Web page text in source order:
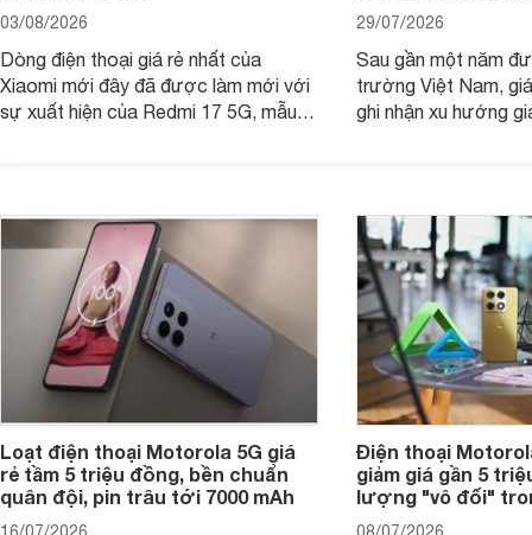
03/08/2026
Dòng điện thoại giá rẻ nhất của
Xiaomi mới đây đã được làm mới với
sự xuất hiện của Redmi 17 5G, mẫu
29/07/2026
Sau gần một năm
trường Việt Nam,
ghi nhận xu hướng
Loạt điện thoại Motorola 5G giá
rẻ tầm 5 triệu đồng, bền chuẩn
quân đội, pin trâu tới 7000 mAh
Điện thoại
giảm giá gần 5
lượng "vô đối"